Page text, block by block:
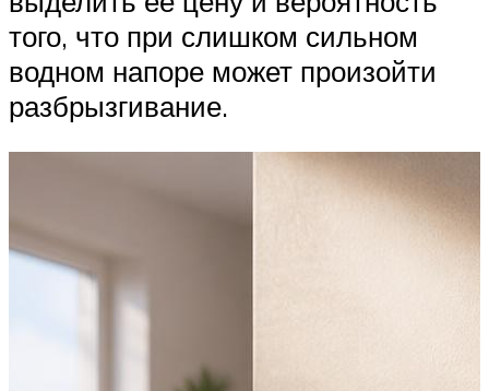
того, что при слишком сильном
водном напоре может произойти
разбрызгивание.